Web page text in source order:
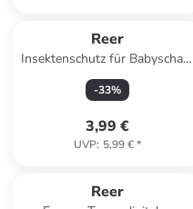
Reer
Insektenschutz für Babyschale
weiß in Weiß ab 0 Monate
-33%
3,99 €
UVP: 5,99 €*
Reer